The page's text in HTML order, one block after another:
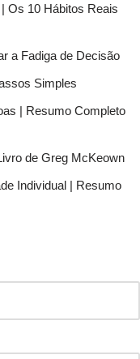
Os 10 Hábitos Reais
a Fadiga de Decisão
Simples
| Resumo Completo
de Greg McKeown
Individual | Resumo